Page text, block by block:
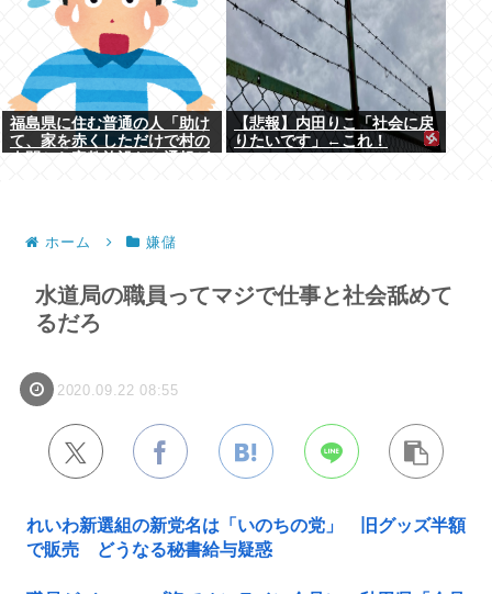
福島県に住む普通の人「助け
て、家を赤くしただけで村の
【悲報】内田りこ「社会に戻
りたいです」←これ！
ホーム 嫌儲
水道局の職員ってマジで仕事と社会舐めて
るだろ
2020.09.22 08:55
れいわ新選組の新党名は「いのちの党」 旧グッズ半額
で販売 どうなる秘書給与疑惑